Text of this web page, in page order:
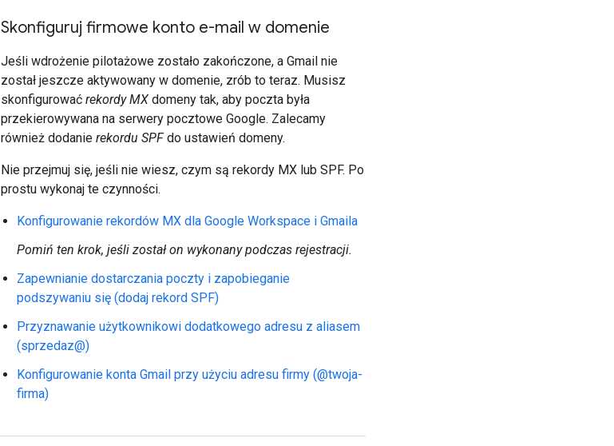
Skonfiguruj firmowe konto e-mail w domenie
Jeśli wdrożenie pilotażowe zostało zakończone, a Gmail nie
został jeszcze aktywowany w domenie, zrób to teraz. Musisz
skonfigurować rekordy MX domeny tak, aby poczta była
przekierowywana na serwery pocztowe Google. Zalecamy
również dodanie rekordu SPFdo ustawień domeny.
Nie przejmuj się, jeśli nie wiesz, czym są rekordy MX lub SPF. Po
prostu wykonaj te czynności.
Konfigurowanie rekordów MX dla Google Workspace i Gmaila
Pomiń ten krok, jeśli został on wykonany podczas rejestracji.
Zapewnianie dostarczania poczty i zapobieganie
podszywaniu się (dodaj rekord SPF)
Przyznawanie użytkownikowi dodatkowego adresu z aliasem
(sprzedaz@)
Konfigurowanie konta Gmail przy użyciu adresu firmy (@twoja-
firma)